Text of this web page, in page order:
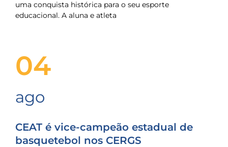
uma conquista histórica para o seu esporte
educacional. A aluna e atleta
04
ago
CEAT é vice-campeão estadual de
basquetebol nos CERGS